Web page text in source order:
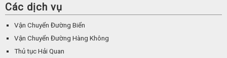
Các dịch vụ
Vận Chuyển Đường Biển
Vận Chuyển Đường Hàng Không
Thủ tục Hải Quan